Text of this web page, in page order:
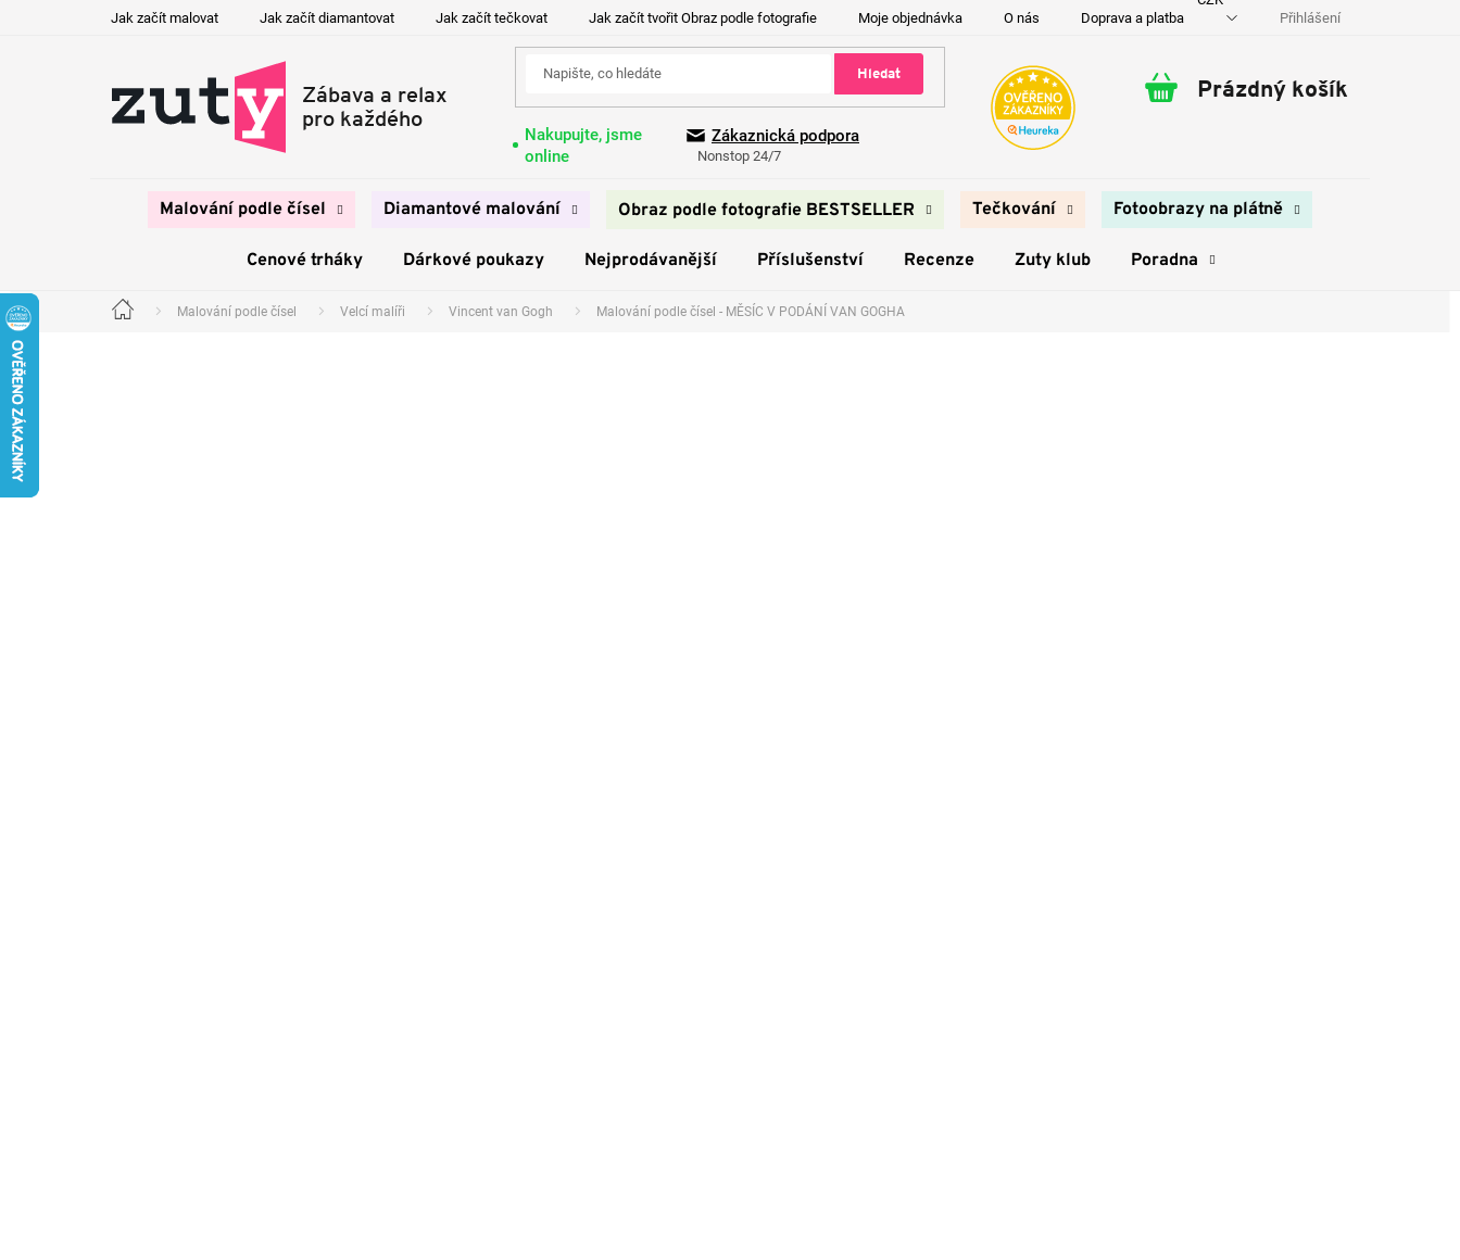
Jak začít malovat Jak začít diamantovat Jak začít tečkovat Jak začít tvořit Obraz podle fotografie Moje objednávka O nás Doprava a platba Kontakty Přihlášení
Hledat
Nakupujte, jsme
online
Zákaznická podpora
Nonstop 24/7
Nákupní
Prázdný košík
Malování podle čísel Diamantové malování Obraz podle fotografie BESTSELLER Tečkování Fotoobrazy na plátně
Cenové trháky Dárkové poukazy Nejprodávanější Příslušenství Recenze Zuty klub Poradna
Domů Malování podle čísel Velcí malíři Vincent van Gogh Malování podle čísel - MĚSÍC V PODÁNÍ VAN GOGHA